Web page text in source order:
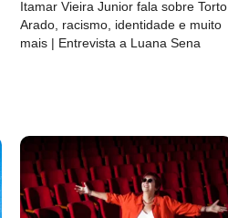
Itamar Vieira Junior fala sobre Torto
Arado, racismo, identidade e muito
mais | Entrevista a Luana Sena